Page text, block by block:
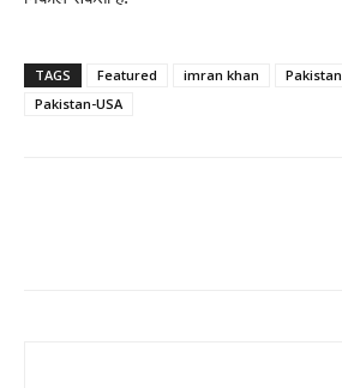
TAGS Featured imran khan Pakistan
Pakistan-USA